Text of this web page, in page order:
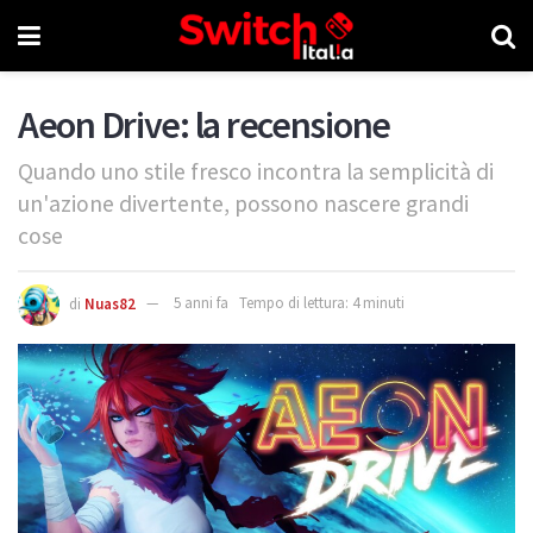
Aeon Drive: la recensione
Quando uno stile fresco incontra la semplicità di
un'azione divertente, possono nascere grandi
cose
di Nuas82 5 anni fa Tempo di lettura: 4 minuti